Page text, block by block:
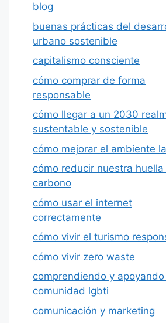
blog
buenas prácticas del
urbano sostenible
capitalismo consciente
cómo comprar de forma
responsable
cómo llegar a un 2030
sustentable y sostenible
cómo mejorar el ambiente
cómo reducir nuestra huella
carbono
cómo usar el internet
correctamente
cómo vivir el turismo
cómo vivir zero waste
comprendiendo y apoyando
comunidad lgbti
comunicación y marketing